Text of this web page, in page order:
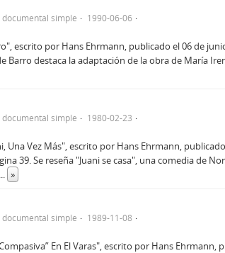
documental simple
1990-06-06
escrito por Hans Ehrmann, publicado el 06 de
Barro destaca la adaptación de la obra de María
documental simple
1980-02-23
Una Vez Más", escrito por Hans Ehrmann,
39. Se reseña "Juani se casa", una comedia de
... »
documental simple
1989-11-08
En El Varas", escrito por Hans Ehrmann,